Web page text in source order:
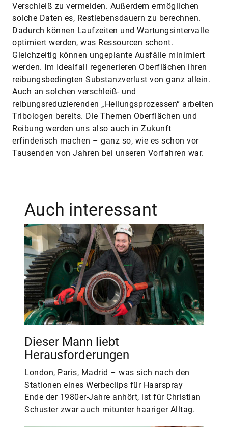
Verschleiß zu vermeiden. Außerdem ermöglichen
solche Daten es, Restlebensdauern zu berechnen.
Dadurch können Laufzeiten und Wartungsintervalle
optimiert werden, was Ressourcen schont.
Gleichzeitig können ungeplante Ausfälle minimiert
werden. Im Idealfall regenerieren Oberflächen ihren
reibungsbedingten Substanzverlust von ganz allein.
Auch an solchen verschleiß- und
reibungsreduzierenden „Heilungsprozessen“ arbeiten
Tribologen bereits. Die Themen Oberflächen und
Reibung werden uns also auch in Zukunft
erfinderisch machen – ganz so, wie es schon vor
Tausenden von Jahren bei unseren Vorfahren war.
Auch interessant
Dieser Mann liebt
Herausforderungen
London, Paris, Madrid – was sich nach den
Stationen eines Werbeclips für Haarspray
Ende der 1980er-Jahre anhört, ist für Christian
Schuster zwar auch mitunter haariger Alltag.